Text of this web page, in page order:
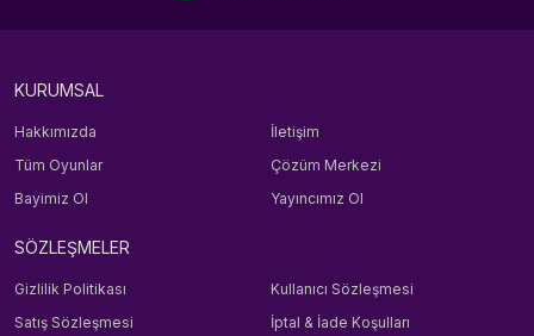
KURUMSAL
Hakkımızda
İletişim
Tüm Oyunlar
Çözüm Merkezi
Bayimiz Ol
Yayıncımız Ol
SÖZLEŞMELER
Gizlilik Politikası
Kullanıcı Sözleşmesi
Satış Sözleşmesi
İptal & İade Koşulları